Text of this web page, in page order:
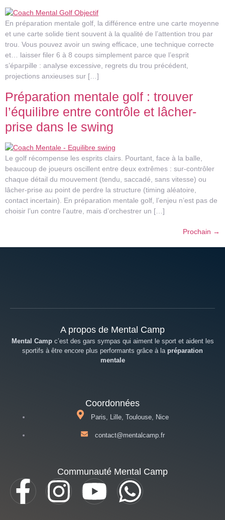
En préparation mentale golf, la différence entre une carte moyenne
et une carte solide tient souvent à la qualité de l’attention trou par
trou. Vous pouvez avoir un swing efficace, une technique correcte
et… laisser filer 6 à 8 coups simplement parce que l’esprit
s’éparpille : analyse excessive, regrets du trou précédent,
projections anxieuses sur […]
Préparation mentale golf : trouver
l’équilibre entre contrôle et lâcher-
prise dans le swing
Le golf récompense les esprits clairs. Pourtant, face à la balle,
beaucoup de joueurs oscillent entre deux extrêmes : sur-contrôler
chaque détail du mouvement (tendu, saccadé, sans vitesse) ou
lâcher-prise au point de perdre la structure (timing aléatoire,
contact incertain). En préparation mentale golf, l’enjeu n’est pas de
choisir l’un contre l’autre, mais d’orchestrer un […]
Prochain →
A propos de Mental Camp
Mental Campc’est des gars sympas qui aiment le sport et aident les
sportifs à être encore plus performants grâce à la préparation
mentale
Coordonnées
Paris, Lille, Toulouse, Nice
contact@mentalcamp.fr
Communauté Mental Camp